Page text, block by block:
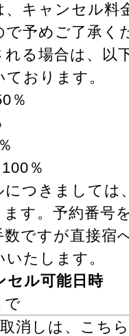
キャンセル料
予めご了承く
れる場合は、以
おります。
％
％
つきましては
す。予約番号
数ですが直接宿
たします。
セル可能日時
で
消しは、
こちら